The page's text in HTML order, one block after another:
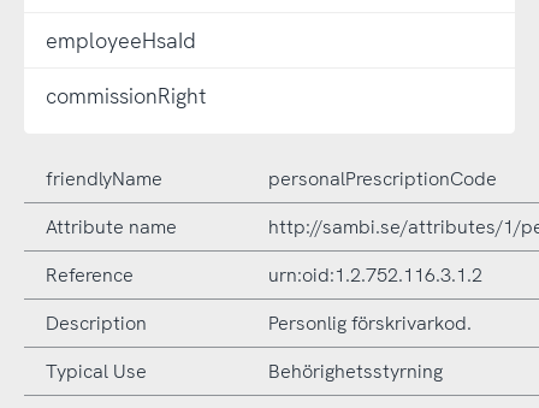
employeeHsaId
commissionRight
friendlyName
personalPrescriptionCode
Attribute name
http://sambi.se/attributes/1/
Reference
urn:oid:1.2.752.116.3.1.2
Description
Personlig förskrivarkod.
Typical Use
Behörighetsstyrning